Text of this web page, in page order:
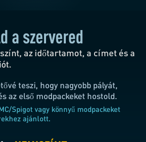
HYTALE
a szervered
az időtartamot, a címet és a
teszi, hogy nagyobb pályát,
az első modpackeket hostold.
Spigot vagy könnyű modpackeket
ajánlott.